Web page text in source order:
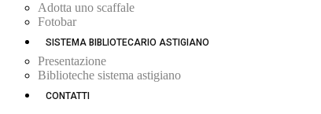
Adotta uno scaffale
Fotobar
SISTEMA BIBLIOTECARIO ASTIGIANO
Presentazione
Biblioteche sistema astigiano
CONTATTI